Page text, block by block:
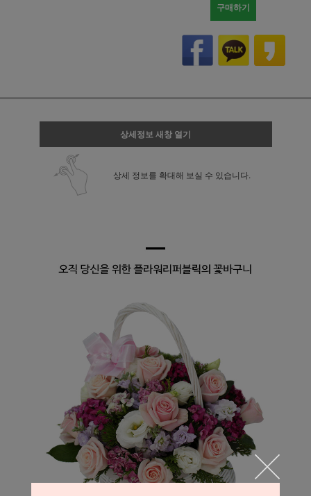
구매하기
상세정보 새창 열기
상세 정보를 확대해 보실 수 있습니다.